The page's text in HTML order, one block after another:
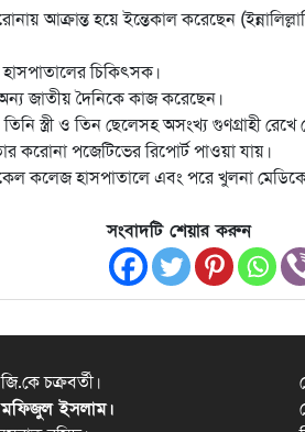
আক্রান্ত হয়ে ইন্তেকাল করেছেন
চিকিৎসক।
জাতীয় দৈনিকে কাজ করেছেন।
স্ত্রী ও তিন ছেলেসহ অসংখ্য গুণগ্রাহী রেখে
করোনা পজেটিভের রিপোর্ট পাওয়া যায়।
কলেজ হাসপাতালে এবং পরে খুলনা
সংবাদটি শেয়ার করুন
চক্রবর্তী।
ইসলাম।